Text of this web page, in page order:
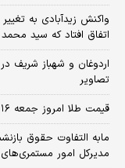
واکنش زیدآبادی به
اتفاق افتاد که سید
اردوغان و شهباز شریف
تصاویر
قیمت طلا امروز جمعه ۱۶ مرداد ۱۴۰۵/ افزایش قیمت طلا
مابه التفاوت حقوق
مدیرکل امور مستمری‌های